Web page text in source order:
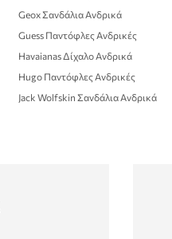
Geox Σανδάλια Ανδρικά
Guess Παντόφλες Ανδρικές
Havaianas Δίχαλο Ανδρικά
Hugo Παντόφλες Ανδρικές
Jack Wolfskin Σανδάλια Ανδρικά